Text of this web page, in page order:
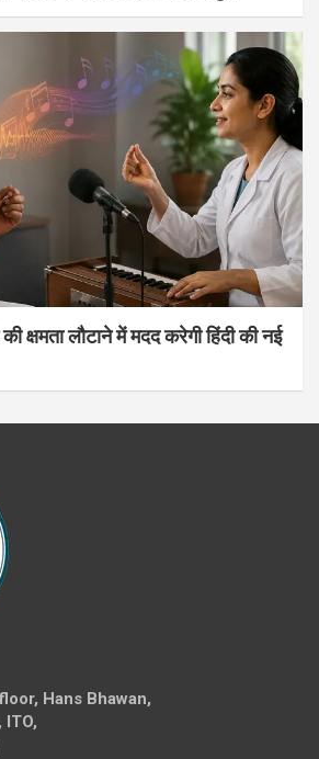
क्षमता लौटाने में मदद करेगी हिंदी की नई
Hans Bhawan,
ITO,